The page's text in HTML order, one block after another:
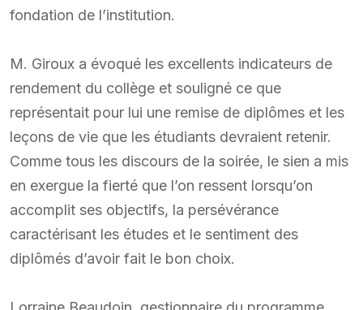
fondation de l’institution.
M. Giroux a évoqué les excellents indicateurs de
rendement du collège et souligné ce que
représentait pour lui une remise de diplômes et les
leçons de vie que les étudiants devraient retenir.
Comme tous les discours de la soirée, le sien a mis
en exergue la fierté que l’on ressent lorsqu’on
accomplit ses objectifs, la persévérance
caractérisant les études et le sentiment des
diplômés d’avoir fait le bon choix.